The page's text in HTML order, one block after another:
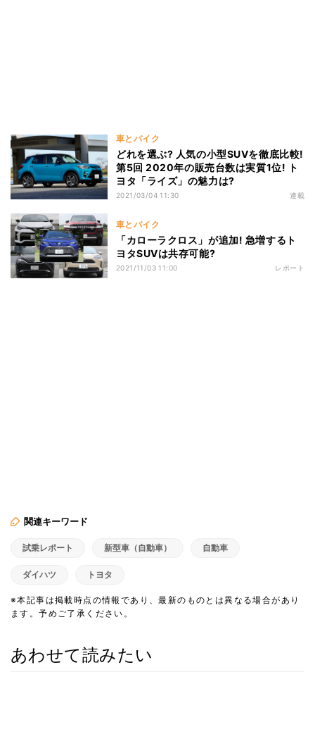
車とバイク
どれを選ぶ? 人気の小型SUVを徹底比較!
第5回 2020年の販売台数は実質1位! ト
ヨタ「ライズ」の魅力は?
2021/03/04 11:30 連載
車とバイク
「カローラクロス」が追加! 急増するト
ヨタSUVは共存可能?
2021/11/03 11:00 レポート
関連キーワード
試乗レポート 新型車（自動車） 自動車
ダイハツ トヨタ
※本記事は掲載時点の情報であり、最新のものとは異なる場合があり
ます。予めご了承ください。
あわせて読みたい